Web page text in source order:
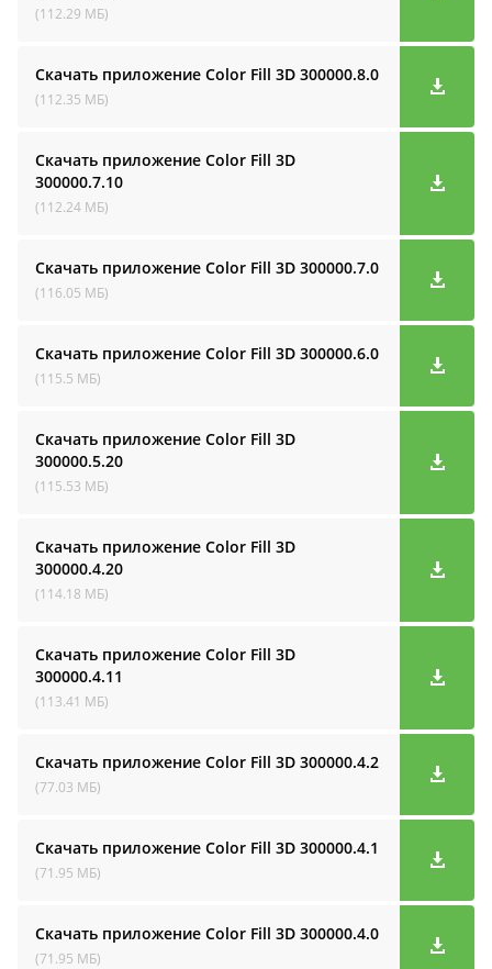
(112.29 МБ)
Скачать приложение Color Fill 3D 300000.8.0
(112.35 МБ)
Скачать приложение Color Fill 3D
300000.7.10
(112.24 МБ)
Скачать приложение Color Fill 3D 300000.7.0
(116.05 МБ)
Скачать приложение Color Fill 3D 300000.6.0
(115.5 МБ)
Скачать приложение Color Fill 3D
300000.5.20
(115.53 МБ)
Скачать приложение Color Fill 3D
300000.4.20
(114.18 МБ)
Скачать приложение Color Fill 3D
300000.4.11
(113.41 МБ)
Скачать приложение Color Fill 3D 300000.4.2
(77.03 МБ)
Скачать приложение Color Fill 3D 300000.4.1
(71.95 МБ)
Скачать приложение Color Fill 3D 300000.4.0
(71.95 МБ)